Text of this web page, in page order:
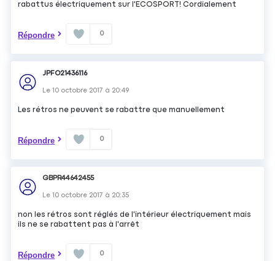
rabattus électriquement sur l'ECOSPORT! Cordialement
Répondre 0
JPFO21436116
Le10 octobre 2017 à 20:49
Les rétros ne peuvent se rabattre que manuellement
Répondre 0
GBPR44642455
Le10 octobre 2017 à 20:35
non les rétros sont réglés de l'intérieur électriquement mais
ils ne se rabattent pas à l'arrêt
Répondre 0